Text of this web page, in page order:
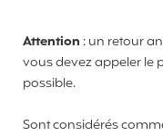
Attention : un retour
vous devez appeler le
possible.
Sont considérés